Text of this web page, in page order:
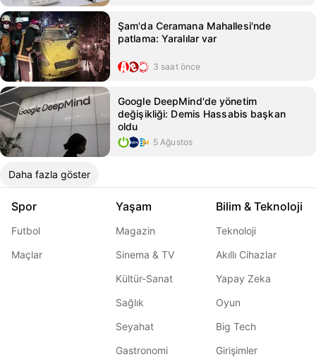
Şam'da Ceramana Mahallesi'nde
patlama: Yaralılar var
3 saat önce
Google DeepMind'de yönetim
değişikliği: Demis Hassabis başkan
oldu
5 Ağustos
Daha fazla göster
Spor
Futbol
Maçlar
Yaşam
Magazin
Sinema & TV
Kültür-Sanat
Sağlık
Seyahat
Gastronomi
Bilim & Teknoloji
Teknoloji
Akıllı Cihazlar
Yapay Zeka
Oyun
Big Tech
Girişimler